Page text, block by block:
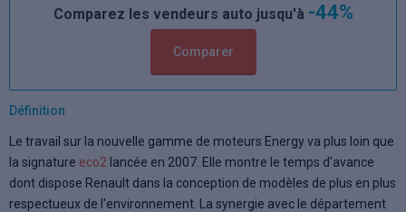
Comparez les vendeurs auto jusqu'à -44%
Comparer
Définition
Le travail sur la nouvelle gamme de moteurs Energy va plus loin que
la signature eco2 lancée en 2007. Elle montre le temps d'avance
dont dispose Renault dans la conception de modèles de plus en plus
respectueux de l'environnement. La synergie avec le département